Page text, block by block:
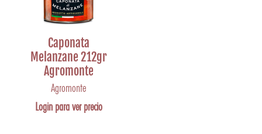
Caponata
Melanzane 212gr
Agromonte
Agromonte
Login para ver precio